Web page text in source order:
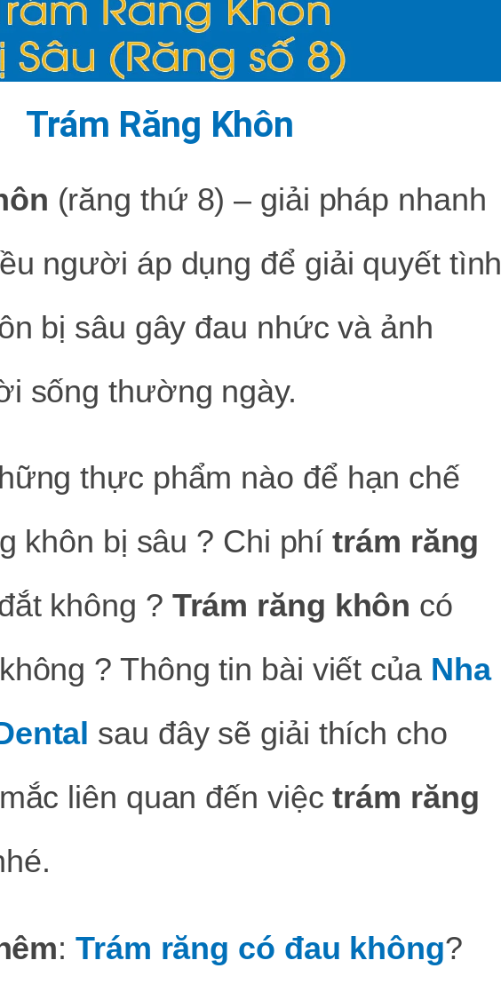
Trám Răng Khôn
(răng thứ 8) – giải pháp nhanh
người áp dụng để giải quyết tình
bị sâu gây đau nhức và ảnh
sống thường ngày.
thực phẩm nào để hạn chế
khôn bị sâu ? Chi phítrám răng
không ? Trám răng khôn có
? Thông tin bài viết của Nha
sau đây sẽ giải thích cho
liên quan đến việctrám răng
:Trám răng có đau không?